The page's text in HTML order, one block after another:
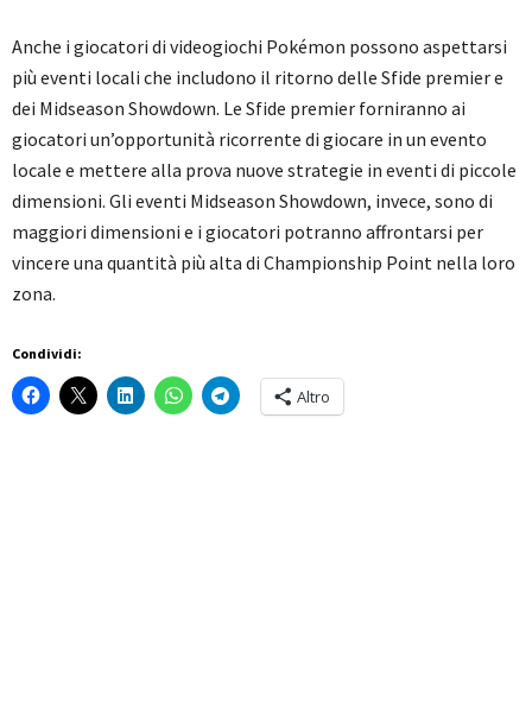
Anche i giocatori di videogiochi Pokémon possono aspettarsi
più eventi locali che includono il ritorno delle Sfide premier e
dei Midseason Showdown. Le Sfide premier forniranno ai
giocatori un’opportunità ricorrente di giocare in un evento
locale e mettere alla prova nuove strategie in eventi di piccole
dimensioni. Gli eventi Midseason Showdown, invece, sono di
maggiori dimensioni e i giocatori potranno affrontarsi per
vincere una quantità più alta di Championship Point nella loro
zona.
Condividi:
Altro